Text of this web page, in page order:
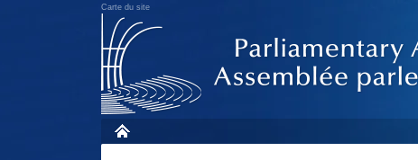
Carte du site